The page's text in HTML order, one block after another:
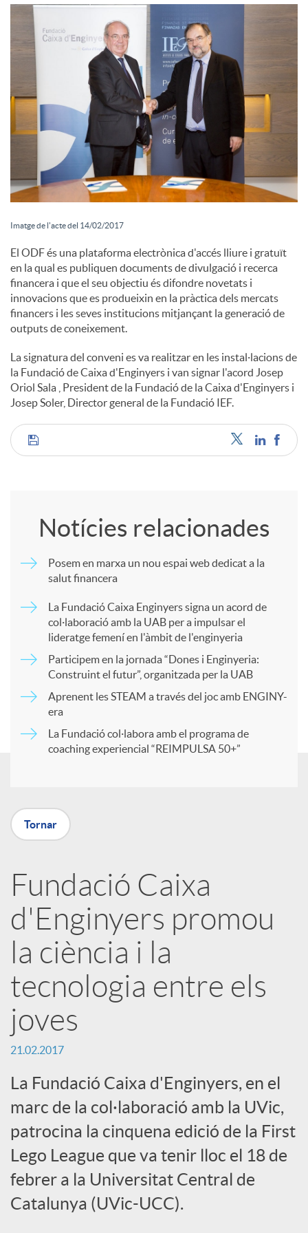
l
Imatge de l'acte del 14/02/2017
El ODF és una plataforma electrònica d'accés lliure i gratuït
en la qual es publiquen documents de divulgació i recerca
financera i que el seu objectiu és difondre novetats i
innovacions que es produeixin en la pràctica dels mercats
financers i les seves institucions mitjançant la generació de
outputs de coneixement.
La signatura del conveni es va realitzar en les instal·lacions de
la Fundació de Caixa d'Enginyers i van signar l'acord Josep
Oriol Sala , President de la Fundació de la Caixa d'Enginyers i
Josep Soler, Director general de la Fundació IEF.
C
m
t
r
X
a
r
x
e
s
S
o
Notícies relacionades
Posem en marxa un nou espai web dedicat a la
salut financera
La Fundació Caixa Enginyers signa un acord de
col·laboració amb la UAB per a impulsar el
lideratge femení en l'àmbit de l'enginyeria
Participem en la jornada “Dones i Enginyeria:
Construint el futur”, organitzada per la UAB
Aprenent les STEAM a través del joc amb ENGINY-
era
La Fundació col·labora amb el programa de
coaching experiencial “REIMPULSA 50+”
Tornar
Fundació Caixa
d'Enginyers promou
la ciència i la
tecnologia entre els
joves
21.02.2017
La Fundació Caixa d'Enginyers, en el
marc de la col·laboració amb la UVic,
patrocina la cinquena edició de la First
Lego League que va tenir lloc el 18 de
febrer a la Universitat Central de
Catalunya (UVic-UCC).